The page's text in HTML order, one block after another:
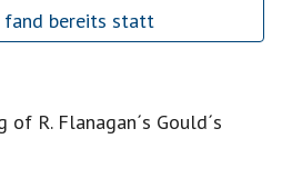
fand bereits statt
R. Flanagan´s Gould´s